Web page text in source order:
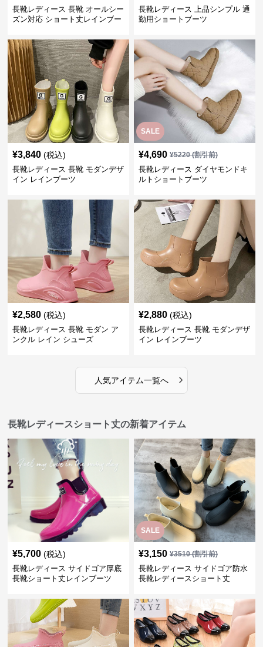
長靴レディース 長靴 オールシー
ズン対応 ショート丈レインブー
長靴レディース 上品シンプル 通
勤用ショートブーツ
¥3,840 (税込)
長靴レディース 長靴 モダンデザ
イン レインブーツ
SALE
¥4,690 ¥5220(割引前)
長靴レディース ダイヤモンドキ
ルトショートブーツ
¥2,580 (税込)
長靴レディース 長靴 モダン ア
ンクル レイン シューズ
¥2,880 (税込)
長靴レディース 長靴 モダンデザ
イン レインブーツ
人気アイテム一覧へ ›
長靴レディースショート丈の新着アイテム
¥5,700 (税込)
長靴レディース サイドゴア厚底
長靴ショート丈レインブーツ
SALE
¥3,150 ¥3510(割引前)
長靴レディース サイドゴア防水
長靴レディースショート丈